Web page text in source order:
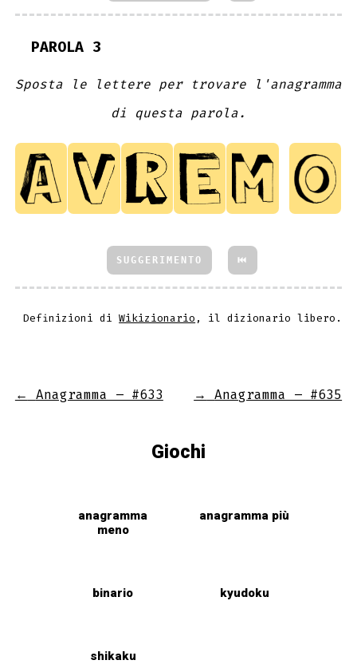
PAROLA 3
Sposta le lettere per trovare l'anagramma
di questa parola.
SUGGERIMENTO ⏮
Definizioni diWikizionario , il dizionario libero.
← Anagramma – #633 → Anagramma – #635
Giochi
anagramma
meno
anagramma più
binario kyudoku
shikaku